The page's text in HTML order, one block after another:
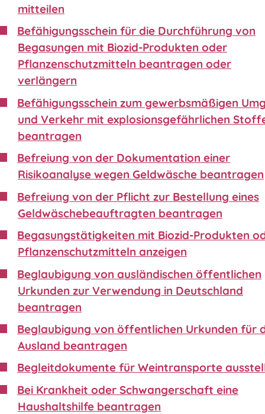
mitteilen
Befähigungsschein für die Durchführung von
Begasungen mit Biozid-Produkten oder
Pflanzenschutzmitteln beantragen oder
verlängern
Befähigungsschein zum gewerbsmäßigen
und Verkehr mit explosionsgefährlichen
beantragen
Befreiung von der Dokumentation einer
Risikoanalyse wegen Geldwäsche beantragen
Befreiung von der Pflicht zur Bestellung eines
Geldwäschebeauftragten beantragen
Begasungstätigkeiten mit Biozid-Produkten
Pflanzenschutzmitteln anzeigen
Beglaubigung von ausländischen öffentlichen
Urkunden zur Verwendung in Deutschland
beantragen
Beglaubigung von öffentlichen Urkunden für
Ausland beantragen
Begleitdokumente für Weintransporte
Bei Krankheit oder Schwangerschaft eine
Haushaltshilfe beantragen